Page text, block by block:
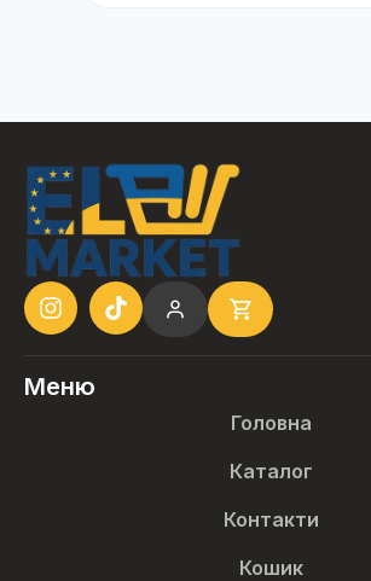
Меню
Головна
Каталог
Контакти
Кошик